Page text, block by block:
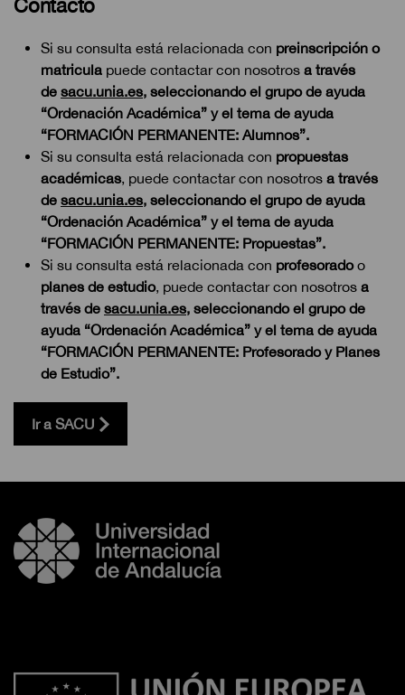
Contacto
Si su consulta está relacionada con preinscripción o
matricula puede contactar con nosotros a través
de sacu.unia.es, seleccionando el grupo de ayuda
“Ordenación Académica” y el tema de ayuda
“FORMACIÓN PERMANENTE: Alumnos”.
Si su consulta está relacionada con propuestas
académicas, puede contactar con nosotros a través
de sacu.unia.es, seleccionando el grupo de ayuda
“Ordenación Académica” y el tema de ayuda
“FORMACIÓN PERMANENTE: Propuestas”.
Si su consulta está relacionada con profesoradoo
planes de estudio, puede contactar con nosotros a
través de sacu.unia.es, seleccionando el grupo de
ayuda “Ordenación Académica” y el tema de ayuda
“FORMACIÓN PERMANENTE: Profesorado y Planes
de Estudio”.
Ir a SACU